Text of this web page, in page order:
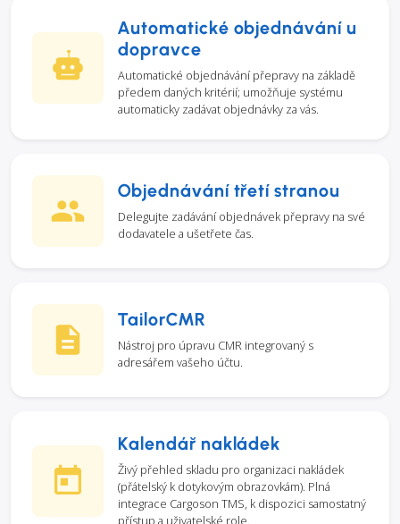
Automatické objednávání u
dopravce
Automatické objednávání přepravy na základě
předem daných kritérií; umožňuje systému
automaticky zadávat objednávky za vás.
Objednávání třetí stranou
Delegujte zadávání objednávek přepravy na své
dodavatele a ušetřete čas.
TailorCMR
Nástroj pro úpravu CMR integrovaný s
adresářem vašeho účtu.
Kalendář nakládek
Živý přehled skladu pro organizaci nakládek
(přátelský k dotykovým obrazovkám). Plná
integrace Cargoson TMS, k dispozici samostatný
přístup a uživatelské role.